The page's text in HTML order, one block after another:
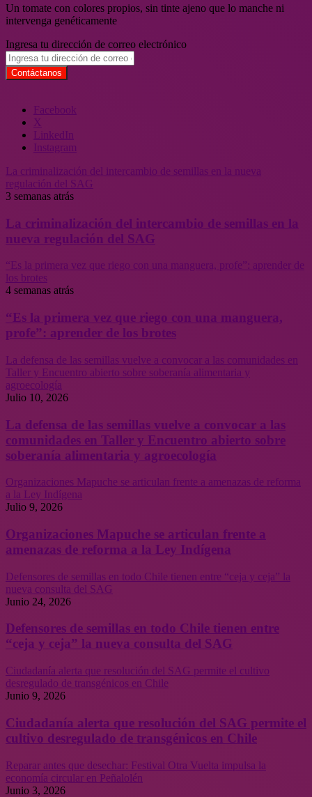
Un tomate con colores propios, sin tinte ajeno que lo manche ni
intervenga genéticamente
Ingresa tu dirección de correo electrónico
Facebook
X
LinkedIn
Instagram
La criminalización del intercambio de semillas en la nueva
regulación del SAG
3 semanas atrás
La criminalización del intercambio de semillas en la
nueva regulación del SAG
“Es la primera vez que riego con una manguera, profe”: aprender de
los brotes
4 semanas atrás
“Es la primera vez que riego con una manguera,
profe”: aprender de los brotes
La defensa de las semillas vuelve a convocar a las comunidades en
Taller y Encuentro abierto sobre soberanía alimentaria y
agroecología
Julio 10, 2026
La defensa de las semillas vuelve a convocar a las
comunidades en Taller y Encuentro abierto sobre
soberanía alimentaria y agroecología
Organizaciones Mapuche se articulan frente a amenazas de reforma
a la Ley Indígena
Julio 9, 2026
Organizaciones Mapuche se articulan frente a
amenazas de reforma a la Ley Indígena
Defensores de semillas en todo Chile tienen entre “ceja y ceja” la
nueva consulta del SAG
Junio 24, 2026
Defensores de semillas en todo Chile tienen entre
“ceja y ceja” la nueva consulta del SAG
Ciudadanía alerta que resolución del SAG permite el cultivo
desregulado de transgénicos en Chile
Junio 9, 2026
Ciudadanía alerta que resolución del SAG permite el
cultivo desregulado de transgénicos en Chile
Reparar antes que desechar: Festival Otra Vuelta impulsa la
economía circular en Peñalolén
Junio 3, 2026